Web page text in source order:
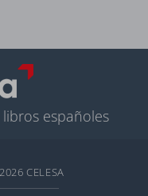
españoles
CELESA